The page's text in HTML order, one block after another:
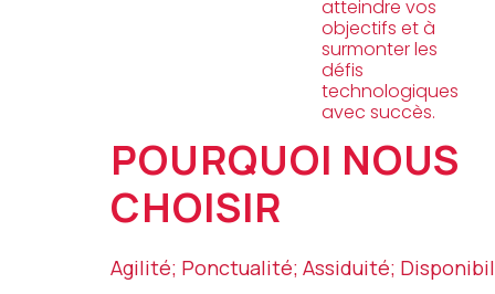
atteindre vos
objectifs et à
surmonter les
défis
technologiques
avec succès.
POURQUOI NOUS
CHOISIR
Agilité; Ponctualité; Assiduité;